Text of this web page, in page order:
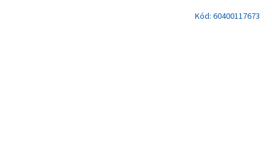
Kód: 60400117673